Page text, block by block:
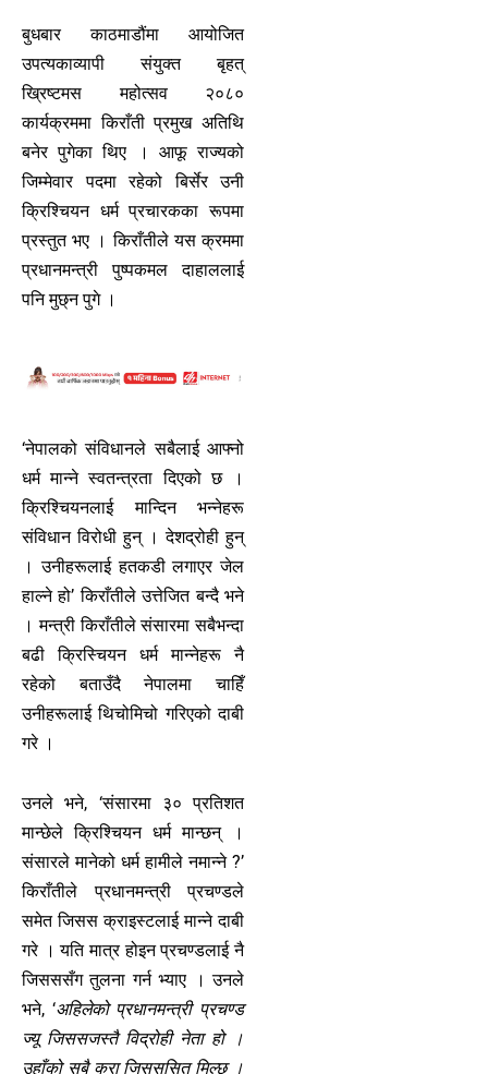
बुधबार काठमाडौंमा आयोजित
उपत्यकाव्यापी संयुक्त बृहत्
ख्रिष्टमस महोत्सव २०८०
कार्यक्रममा किराँती प्रमुख अतिथि
बनेर पुगेका थिए । आफू राज्यको
जिम्मेवार पदमा रहेको बिर्सेर उनी
क्रिश्चियन धर्म प्रचारकका रूपमा
प्रस्तुत भए । किराँतीले यस क्रममा
प्रधानमन्त्री पुष्पकमल दाहाललाई
पनि मुछ्न पुगे ।
‘नेपालको संविधानले सबैलाई आफ्नो
धर्म मान्ने स्वतन्त्रता दिएको छ ।
क्रिश्चियनलाई मान्दिन भन्नेहरू
संविधान विरोधी हुन् । देशद्रोही हुन्
। उनीहरूलाई हतकडी लगाएर जेल
हाल्ने हो’ किराँतीले उत्तेजित बन्दै भने
। मन्त्री किराँतीले संसारमा सबैभन्दा
बढी क्रिस्चियन धर्म मान्नेहरू नै
रहेको बताउँदै नेपालमा चाहिँ
उनीहरूलाई थिचोमिचो गरिएको दाबी
गरे ।
उनले भने, ‘संसारमा ३० प्रतिशत
मान्छेले क्रिश्चियन धर्म मान्छन् ।
संसारले मानेको धर्म हामीले नमान्ने ?’
किराँतीले प्रधानमन्त्री प्रचण्डले
समेत जिसस क्राइस्टलाई मान्ने दाबी
गरे । यति मात्र होइन प्रचण्डलाई नै
जिसससँग तुलना गर्न भ्याए । उनले
भने, ‘अहिलेको प्रधानमन्त्री प्रचण्ड
ज्यू जिससजस्तै विद्रोही नेता हो ।
उहाँको सबै कुरा जिसससित मिल्छ ।